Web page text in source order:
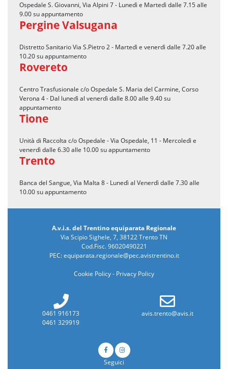
Ospedale S. Giovanni, Via Alpini 7 - Lunedì e Martedì dalle 7.15 alle
9.00 su appuntamento
Pergine Valsugana
Distretto Sanitario Via S.Pietro 2 - Martedì e venerdì dalle 7.20 alle
10.20 su appuntamento
Rovereto
Centro Trasfusionale c/o Ospedale S. Maria del Carmine, Corso
Verona 4 - Dal lunedì al venerdì dalle 8.00 alle 9.40 su
appuntamento
Tione
Unità di Raccolta c/o Ospedale - Via Ospedale, 11 - Mercoledì e
venerdì dalle 6.30 alle 10.00 su appuntamento
Trento
Banca del Sangue, Via Malta 8 - Lunedì al Venerdì dalle 7.30 alle
10.00 su appuntamento
A.v.i.s. del Trentino equiparata Regionale
Via Scipio Sighele, 7, 38122 Trento TN
Cod.Fisc. 96020490221
PEC:equiparata.regionale@pec.avistrentino.it
Cookie Policy- Privacy Policy
0461 916173
0461 329919
avis.trento@avis.it
Seguici